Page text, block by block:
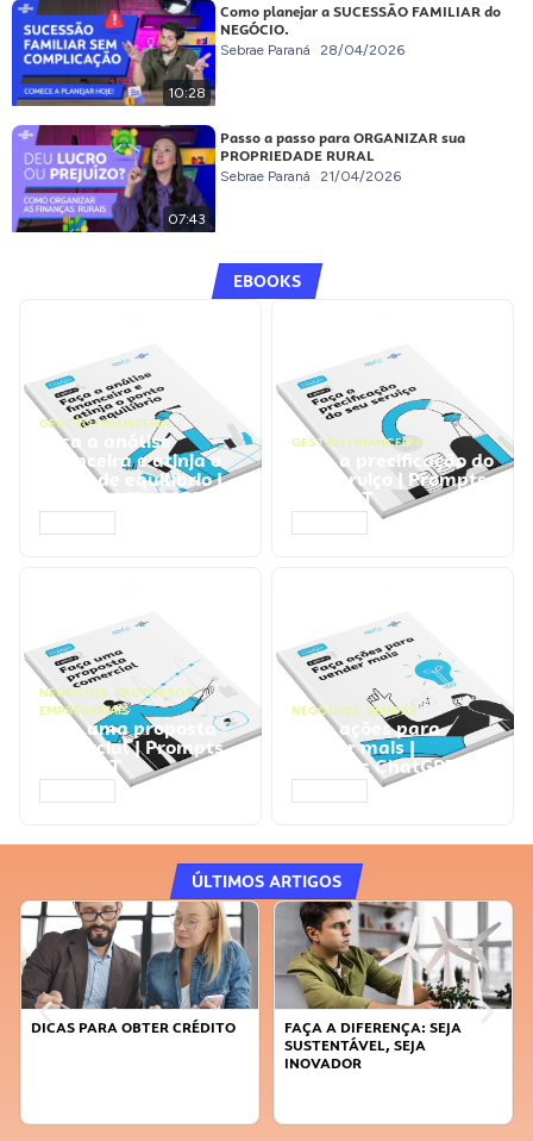
10:28
Como planejar a SUCESSÃO FAMILIAR do
NEGÓCIO.
Sebrae Paraná 28/04/2026
07:43
Passo a passo para ORGANIZAR sua
PROPRIEDADE RURAL
Sebrae Paraná 21/04/2026
EBOOKS
GESTÃO FINANCEIRA
Faça a análise
financeira e atinja o
ponto de equilíbrio |
Prompts ChatGPT
GESTÃO FINANCEIRA
Faça a precificação do
seu serviço | Prompts
ChatGPT
NEGÓCIOS, PROCESSOS
EMPRESARIAIS
Faça uma proposta
comercial | Prompts
ChatGPT
NEGÓCIOS, VENDAS
Faça ações para
vender mais |
Prompts ChatGPT
ÚLTIMOS ARTIGOS
DICAS PARA OBTER CRÉDITO
FAÇA A DIFERENÇA: SEJA
SUSTENTÁVEL, SEJA
INOVADOR